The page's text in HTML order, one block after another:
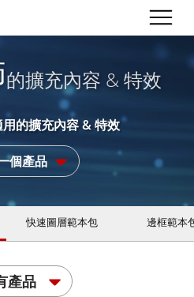
的擴充內容 & 特效
的擴充內容 & 特效
個產品
快速圖層範本包 邊框範本
產品